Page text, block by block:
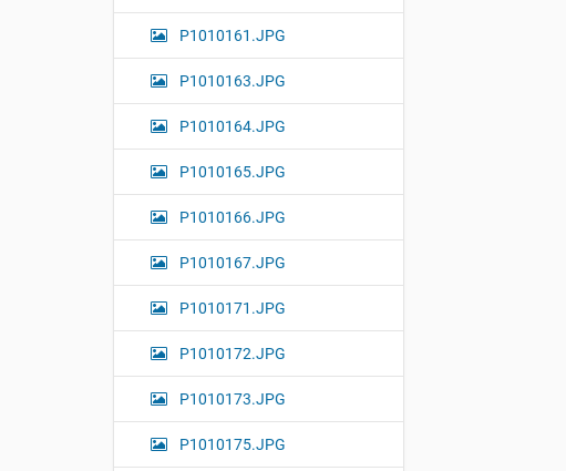
P1010161.JPG
P1010163.JPG
P1010164.JPG
P1010165.JPG
P1010166.JPG
P1010167.JPG
P1010171.JPG
P1010172.JPG
P1010173.JPG
P1010175.JPG